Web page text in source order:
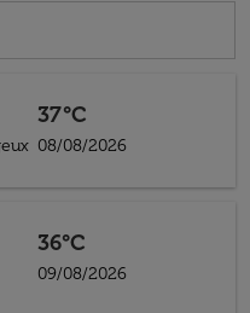
37°C
08/08/2026
36°C
09/08/2026